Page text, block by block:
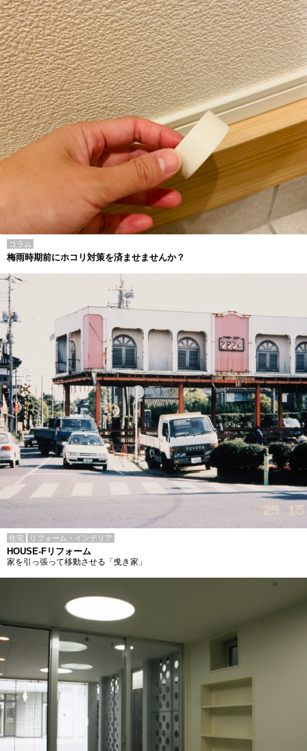
コラム
梅雨時期前にホコリ対策を済ませませんか？
住宅 リフォーム・インテリア
HOUSE-Fリフォーム
家を引っ張って移動させる「曵き家」